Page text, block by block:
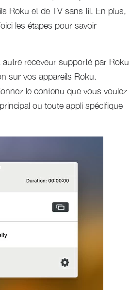
Roku et de TV sans fil. En plus,
les étapes pour savoir
receveur supporté par Roku
sur vos appareils Roku.
le contenu que vous voulez
ou toute appli spécifique